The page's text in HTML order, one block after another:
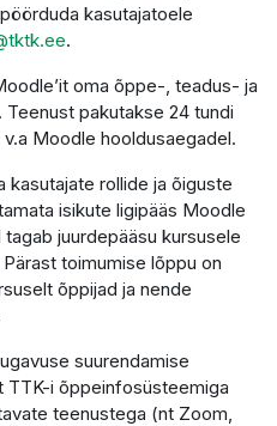
kasutajatoele
.
oma õppe-, teadus- ja
pakutakse 24 tundi
Moodle hooldusaegadel.
kasutajate rollide ja õiguste
isikute ligipääs Moodle
juurdepääsu kursusele
toimumise lõppu on
õppijad ja nende
suurendamise
TTK-i õppeinfosüsteemiga
teenustega (nt Zoom,